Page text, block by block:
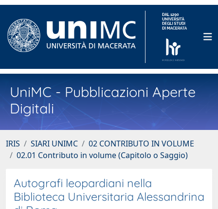
UniMC - Pubblicazioni Aperte
Digitali
IRIS SIARI UNIMC
02 CONTRIBUTO IN VOLUME
02.01 Contributo in volume (Capitolo o Saggio)
Autografi leopardiani nella
Biblioteca Universitaria Alessandrina